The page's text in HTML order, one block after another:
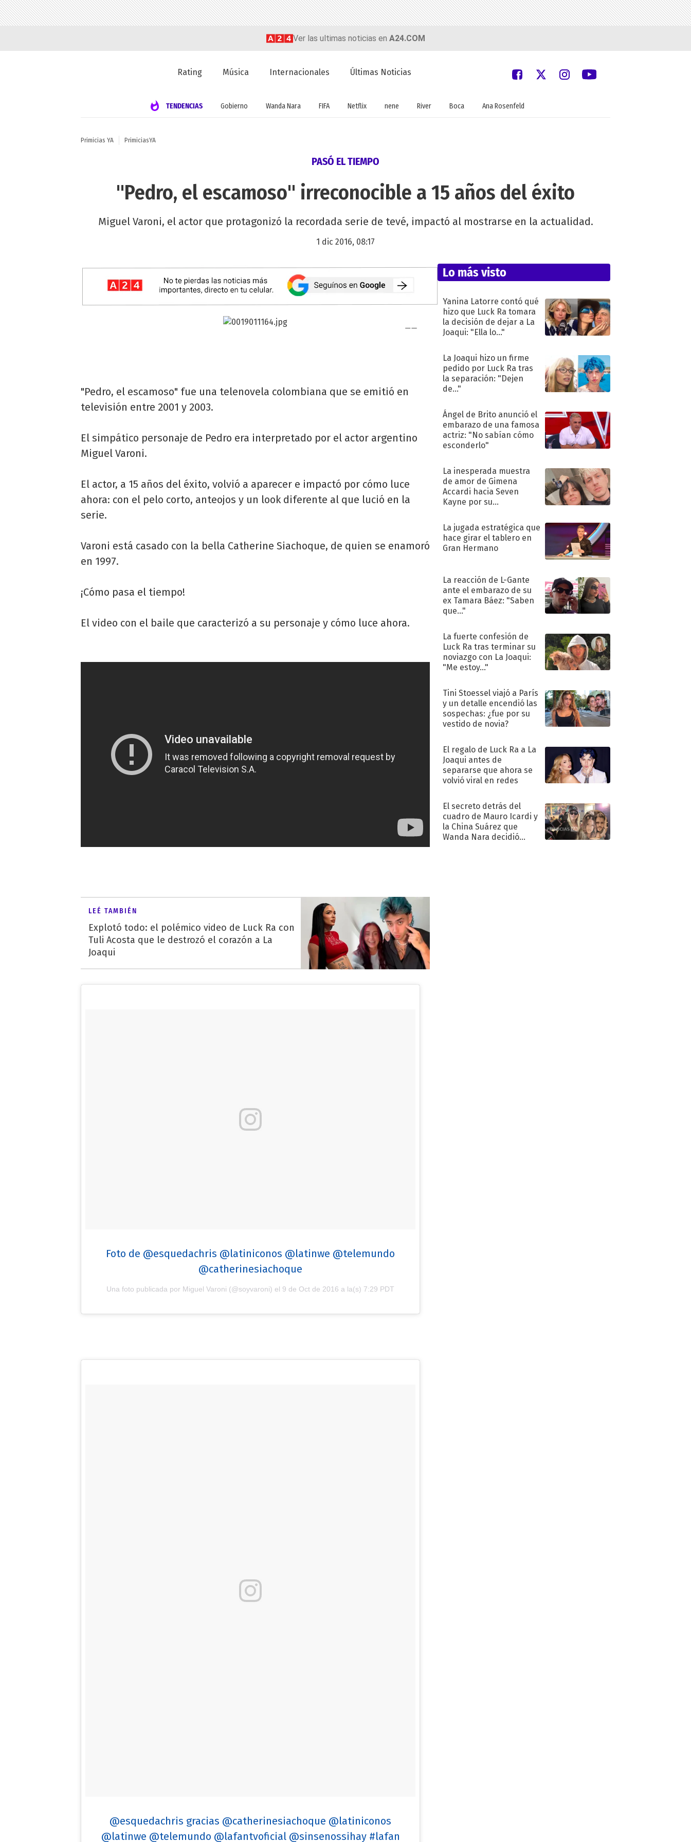
Ver las ultimas noticias en A24.COM
Rating Música Internacionales Últimas Noticias
TENDENCIAS Gobierno Wanda Nara FIFA Netflix nene River Boca Ana Rosenfeld
Primicias YA PrimiciasYA
PASÓ EL TIEMPO
"Pedro, el escamoso" irreconocible a 15 años del éxito
Miguel Varoni, el actor que protagonizó la recordada serie de tevé, impactó al mostrarse en la actualidad.
1 dic 2016, 08:17
"Pedro, el escamoso" fue una telenovela colombiana que se emitió en
televisión entre 2001 y 2003.
El simpático personaje de Pedro era interpretado por el actor argentino
Miguel Varoni.
El actor, a 15 años del éxito, volvió a aparecer e impactó por cómo luce
ahora: con el pelo corto, anteojos y un look diferente al que lució en la
serie.
Varoni está casado con la bella Catherine Siachoque, de quien se enamoró
en 1997.
¡Cómo pasa el tiempo!
El video con el baile que caracterizó a su personaje y cómo luce ahora.
LEÉ TAMBIÉN
Explotó todo: el polémico video de Luck Ra con
Tuli Acosta que le destrozó el corazón a La
Joaqui
Foto de @esquedachris @latiniconos @latinwe @telemundo
@catherinesiachoque
Una foto publicada por Miguel Varoni (@soyvaroni) el 9 de Oct de 2016 a la(s) 7:29 PDT
@esquedachris gracias @catherinesiachoque @latiniconos
@latinwe @telemundo @lafantvoficial @sinsenossihay #lafan
Lo más visto
Yanina Latorre contó qué
hizo que Luck Ra tomara
la decisión de dejar a La
Joaqui: "Ella lo..."
La Joaqui hizo un firme
pedido por Luck Ra tras
la separación: "Dejen
de..."
Ángel de Brito anunció el
embarazo de una famosa
actriz: "No sabían cómo
esconderlo"
La inesperada muestra
de amor de Gimena
Accardi hacia Seven
Kayne por su
La jugada estratégica que
hace girar el tablero en
Gran Hermano
La reacción de L-Gante
ante el embarazo de su
ex Tamara Báez: "Saben
que..."
La fuerte confesión de
Luck Ra tras terminar su
noviazgo con La Joaqui:
"Me estoy..."
Tini Stoessel viajó a París
y un detalle encendió las
sospechas: ¿fue por su
vestido de novia?
El regalo de Luck Ra a La
Joaqui antes de
separarse que ahora se
volvió viral en redes
El secreto detrás del
cuadro de Mauro Icardi y
la China Suárez que
Wanda Nara decidió